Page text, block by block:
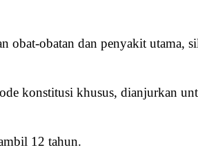
obat-obatan dan penyakit utama,
konstitusi khusus, dianjurkan
12 tahun.